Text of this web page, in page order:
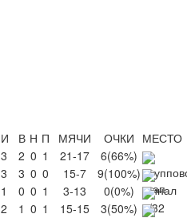
И В Н П МЯЧИ ОЧКИ МЕСТО
3 2 0 1 21-17 6(66%)
3 3 0 0 15-7 9(100%)
1 0 0 1 3-13 0(0%)
2 1 0 1 15-15 3(50%)